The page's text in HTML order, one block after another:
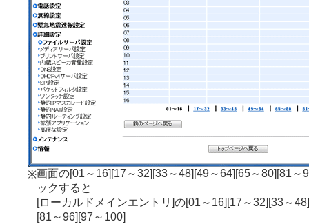
※画面の[01～16][17～32][33～48][49～64][65～80][81～
ックすると
[ローカルドメインエントリ]の[01～16][17～32][33～
[81～96][97～100]